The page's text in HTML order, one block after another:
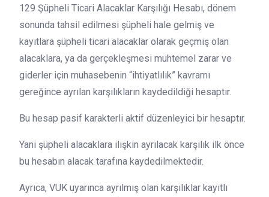
129 Şüpheli Ticari Alacaklar Karşılığı Hesabı, dönem
sonunda tahsil edilmesi şüpheli hale gelmiş ve
kayıtlara şüpheli ticari alacaklar olarak geçmiş olan
alacaklara, ya da gerçekleşmesi muhtemel zarar ve
giderler için muhasebenin “ihtiyatlılık” kavramı
gereğince ayrılan karşılıkların kaydedildiği hesaptır.
Bu hesap pasif karakterli aktif düzenleyici bir hesaptır.
Yani şüpheli alacaklara ilişkin ayrılacak karşılık ilk önce
bu hesabın alacak tarafına kaydedilmektedir.
Ayrıca, VUK uyarınca ayrılmış olan karşılıklar kayıtlı